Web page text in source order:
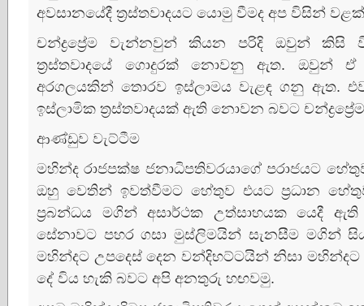
අවසානයේදී ත්‍රස්‌තවාදයට යොමු වීමද අප විසින්
චන්ද්‍රප්‍රේම වැන්නවුන් කියන පරිදි ඔවුන් කිසි
ත්‍රස්‌තවාදයේ ගොදුරක්‌ නොවනු ඇත. ඔවුන්
අරගලයකින් තොරව ඉස්‌ලාමය වැළඳ ගනු ඇත.
ඉස්‌ලාමික ත්‍රස්‌තවාදයක්‌ ඇති නොවන බවට
ආණ්‌ඩුව වැට්‌ටීම
මහින්ද රාජපක්‌ෂ ජනාධිපතිවරයාගේ පරාජයට
ඔහු වෙතින් ඉවත්වීමට හේතුව එයට ප්‍රධාන
ප්‍රබන්ධය මගින් අසාර්ථක උත්සාහයක යෙදී
සේනාවට පහර ගසා මුස්‌ලිමයින් සැනසීම මගින්
මහින්දට උපදෙස්‌ දෙන වන්දිභට්‌ටයින් නිසා
දේ විය හැකි බවට අපි අනතුරු හඟවමු.